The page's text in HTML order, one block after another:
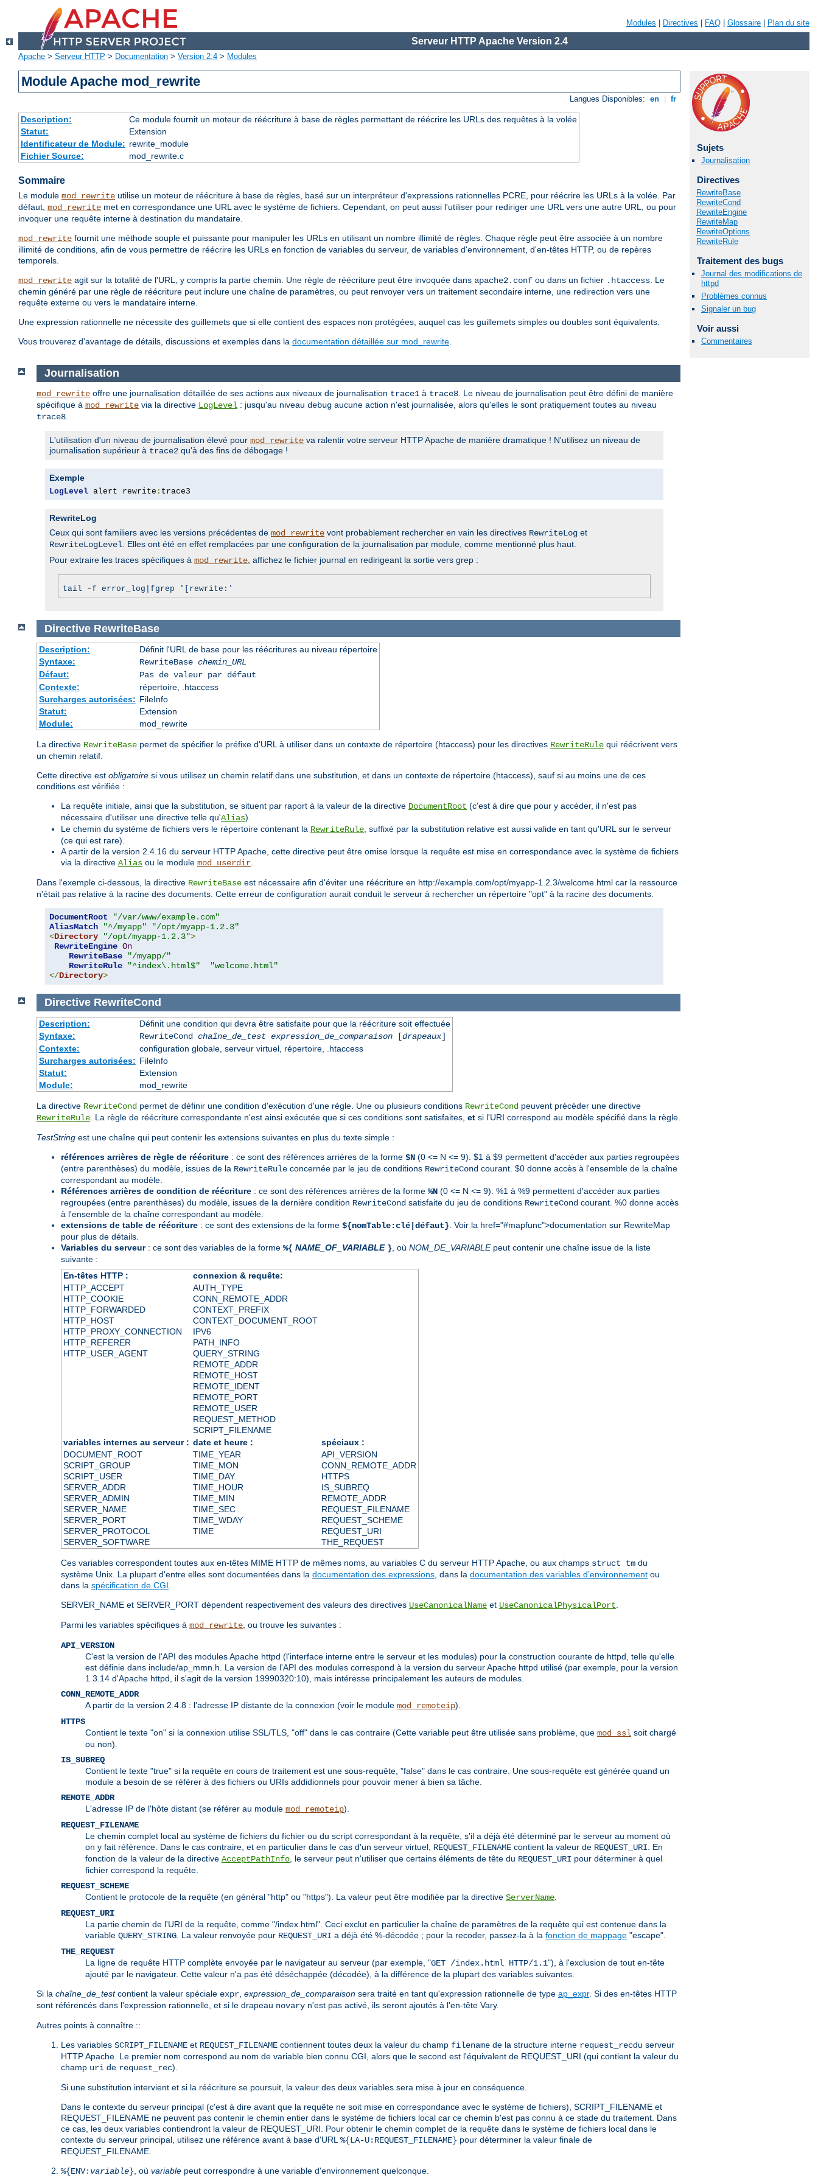
Modules Directives FAQ Glossaire Plan du site
Serveur HTTP Apache Version 2.4
Apache > Serveur HTTP > Documentation > Version 2.4 > Modules
Module Apache mod_rewrite
Langues Disponibles: en fr
Description:
Ce module fournit un moteur de réécriture à base de règles permettant de réécrire les URLs des requêtes à la volée
Statut:
Extension
Identificateur de Module: rewrite_module
Fichier Source:
mod_rewrite.c
Sommaire
Le module mod_rewrite utilise un moteur de réécriture à base de règles, basé sur un interpréteur d'expressions rationnelles PCRE, pour réécrire les URLs à la volée. Par
défaut, mod_rewrite met en correspondance une URL avec le système de fichiers. Cependant, on peut aussi l'utiliser pour rediriger une URL vers une autre URL, ou pour
invoquer une requête interne à destination du mandataire.
mod_rewrite fournit une méthode souple et puissante pour manipuler les URLs en utilisant un nombre illimité de règles. Chaque règle peut être associée à un nombre
illimité de conditions, afin de vous permettre de réécrire les URLs en fonction de variables du serveur, de variables d'environnement, d'en-têtes HTTP, ou de repères
temporels.
mod_rewrite agit sur la totalité de l'URL, y compris la partie chemin. Une règle de réécriture peut être invoquée dans apache2.conf ou dans un fichier .htaccess. Le
chemin généré par une règle de réécriture peut inclure une chaîne de paramètres, ou peut renvoyer vers un traitement secondaire interne, une redirection vers une
requête externe ou vers le mandataire interne.
Une expression rationnelle ne nécessite des guillemets que si elle contient des espaces non protégées, auquel cas les guillemets simples ou doubles sont équivalents.
Vous trouverez d'avantage de détails, discussions et exemples dans la documentation détaillée sur mod_rewrite.
Sujets
Journalisation
Directives
RewriteBase
RewriteCond
RewriteEngine
RewriteMap
RewriteOptions
RewriteRule
Traitement des bugs
Journal des modifications de
httpd
Problèmes connus
Signaler un bug
Voir aussi
Commentaires
Journalisation
mod_rewrite offre une journalisation détaillée de ses actions aux niveaux de journalisation trace1 à trace8 . Le niveau de journalisation peut être défini de manière
spécifique à mod_rewrite via la directive LogLevel : jusqu'au niveau debug aucune action n'est journalisée, alors qu'elles le sont pratiquement toutes au niveau
trace8
L'utilisation d'un niveau de journalisation élevé pour mod_rewrite va ralentir votre serveur HTTP Apache de manière dramatique ! N'utilisez un niveau de
journalisation supérieur à trace2 qu'à des fins de débogage !
Exemple
LogLevel alert rewrite : trace3
RewriteLog
Ceux qui sont familiers avec les versions précédentes de mod_rewrite vont probablement rechercher en vain les directives RewriteLog et
RewriteLogLevel . Elles ont été en effet remplacées par une configuration de la journalisation par module, comme mentionné plus haut.
Pour extraire les traces spécifiques à mod_rewrite , affichez le fichier journal en redirigeant la sortie vers grep :
tail -f error_log|fgrep '[rewrite:'
Directive RewriteBase
Description:
Définit l'URL de base pour les réécritures au niveau répertoire
Syntaxe:
RewriteBase chemin_URL
Défaut:
Pas de valeur par défaut
Contexte:
répertoire, .htaccess
Surcharges autorisées: FileInfo
Statut:
Extension
Module:
mod_rewrite
La directive RewriteBase permet de spécifier le préfixe d'URL à utiliser dans un contexte de répertoire (htaccess) pour les directives RewriteRule qui réécrivent vers
un chemin relatif.
Cette directive est obligatoire si vous utilisez un chemin relatif dans une substitution, et dans un contexte de répertoire (htaccess), sauf si au moins une de ces
conditions est vérifiée :
La requête initiale, ainsi que la substitution, se situent par raport à la valeur de la directive DocumentRoot (c'est à dire que pour y accéder, il n'est pas
nécessaire d'utiliser une directive telle qu'Alias).
Le chemin du système de fichiers vers le répertoire contenant la RewriteRule, suffixé par la substitution relative est aussi valide en tant qu'URL sur le serveur
(ce qui est rare).
A partir de la version 2.4.16 du serveur HTTP Apache, cette directive peut être omise lorsque la requête est mise en correspondance avec le système de fichiers
via la directive Alias ou le module mod_userdir.
Dans l'exemple ci-dessous, la directive RewriteBase est nécessaire afin d'éviter une réécriture en http://example.com/opt/myapp-1.2.3/welcome.html car la ressource
n'était pas relative à la racine des documents. Cette erreur de configuration aurait conduit le serveur à rechercher un répertoire "opt" à la racine des documents.
DocumentRoot
"/var/www/example.com"
AliasMatch
"^/myapp"
"/opt/myapp-1.2.3"
<Directory "/opt/myapp-1.2.3">
RewriteEngine On
RewriteBase
"/myapp/"
RewriteRule
"^index\.html$"
"welcome.html"
</Directory>
Directive RewriteCond
Description:
Définit une condition qui devra être satisfaite pour que la réécriture soit effectuée
Syntaxe:
RewriteCond chaîne_de_test expression_de_comparaison[drapeaux]
Contexte:
configuration globale, serveur virtuel, répertoire, .htaccess
Surcharges autorisées: FileInfo
Statut:
Extension
Module:
mod_rewrite
La directive RewriteCond permet de définir une condition d'exécution d'une règle. Une ou plusieurs conditions RewriteCond peuvent précéder une directive
RewriteRule . La règle de réécriture correspondante n'est ainsi exécutée que si ces conditions sont satisfaites, et si l'URI correspond au modèle spécifié dans la règle.
TestString est une chaîne qui peut contenir les extensions suivantes en plus du texte simple :
références arrières de règle de réécriture : ce sont des références arrières de la forme $N (0 <= N <= 9). $1 à $9 permettent d'accéder aux parties regroupées
(entre parenthèses) du modèle, issues de la RewriteRule concernée par le jeu de conditions RewriteCond courant. $0 donne accès à l'ensemble de la chaîne
correspondant au modèle.
Références arrières de condition de réécriture : ce sont des références arrières de la forme %N (0 <= N <= 9). %1 à %9 permettent d'accéder aux parties
regroupées (entre parenthèses) du modèle, issues de la dernière condition RewriteCond satisfaite du jeu de conditions RewriteCond courant. %0 donne accès
à l'ensemble de la chaîne correspondant au modèle.
extensions de table de réécriture : ce sont des extensions de la forme ${nomTable:clé|défaut} . Voir la href="#mapfunc">documentation sur RewriteMap
pour plus de détails.
Variables du serveur: ce sont des variables de la forme %{ NAME_OF_VARIABLE } , où NOM_DE_VARIABLEpeut contenir une chaîne issue de la liste
suivante :
En-têtes HTTP :
connexion & requête:
HTTP_ACCEPT
HTTP_COOKIE
HTTP_FORWARDED
HTTP_HOST
HTTP_PROXY_CONNECTION
HTTP_REFERER
HTTP_USER_AGENT
AUTH_TYPE
CONN_REMOTE_ADDR
CONTEXT_PREFIX
CONTEXT_DOCUMENT_ROOT
IPV6
PATH_INFO
QUERY_STRING
REMOTE_ADDR
REMOTE_HOST
REMOTE_IDENT
REMOTE_PORT
REMOTE_USER
REQUEST_METHOD
SCRIPT_FILENAME
variables internes au serveur : date et heure :
spéciaux :
DOCUMENT_ROOT
SCRIPT_GROUP
SCRIPT_USER
SERVER_ADDR
SERVER_ADMIN
SERVER_NAME
SERVER_PORT
SERVER_PROTOCOL
SERVER_SOFTWARE
TIME_YEAR
TIME_MON
TIME_DAY
TIME_HOUR
TIME_MIN
TIME_SEC
TIME_WDAY
TIME
API_VERSION
CONN_REMOTE_ADDR
HTTPS
IS_SUBREQ
REMOTE_ADDR
REQUEST_FILENAME
REQUEST_SCHEME
REQUEST_URI
THE_REQUEST
Ces variables correspondent toutes aux en-têtes MIME HTTP de mêmes noms, au variables C du serveur HTTP Apache, ou aux champs struct tm du
système Unix. La plupart d'entre elles sont documentées dans la documentation des expressions , dans la documentation des variables d’environnement ou
dans la spécification de CGI
SERVER_NAME et SERVER_PORT dépendent respectivement des valeurs des directives UseCanonicalName et UseCanonicalPhysicalPort
Parmi les variables spécifiques à mod_rewrite , ou trouve les suivantes :
API_VERSION
C'est la version de l'API des modules Apache httpd (l'interface interne entre le serveur et les modules) pour la construction courante de httpd, telle qu'elle
est définie dans include/ap_mmn.h. La version de l'API des modules correspond à la version du serveur Apache httpd utilisé (par exemple, pour la version
1.3.14 d'Apache httpd, il s'agit de la version 19990320:10), mais intéresse principalement les auteurs de modules.
CONN_REMOTE_ADDR
A partir de la version 2.4.8 : l'adresse IP distante de la connexion (voir le module mod_remoteip).
HTTPS
Contient le texte "on" si la connexion utilise SSL/TLS, "off" dans le cas contraire (Cette variable peut être utilisée sans problème, que mod_ssl soit chargé
ou non).
IS_SUBREQ
Contient le texte "true" si la requête en cours de traitement est une sous-requête, "false" dans le cas contraire. Une sous-requête est générée quand un
module a besoin de se référer à des fichiers ou URIs addidionnels pour pouvoir mener à bien sa tâche.
REMOTE_ADDR
L'adresse IP de l'hôte distant (se référer au module mod_remoteip).
REQUEST_FILENAME
Le chemin complet local au système de fichiers du fichier ou du script correspondant à la requête, s'il a déjà été déterminé par le serveur au moment où
on y fait référence. Dans le cas contraire, et en particulier dans le cas d'un serveur virtuel, REQUEST_FILENAME contient la valeur de REQUEST_URI . En
fonction de la valeur de la directive AcceptPathInfo , le serveur peut n'utiliser que certains éléments de tête du REQUEST_URI pour déterminer à quel
fichier correspond la requête.
REQUEST_SCHEME
Contient le protocole de la requête (en général "http" ou "https"). La valeur peut être modifiée par la directive ServerName
REQUEST_URI
La partie chemin de l'URI de la requête, comme "/index.html". Ceci exclut en particulier la chaîne de paramètres de la requête qui est contenue dans la
variable QUERY_STRING . La valeur renvoyée pour REQUEST_URI a déjà été %-décodée ; pour la recoder, passez-la à la fonction de mappage "escape".
THE_REQUEST
La ligne de requête HTTP complète envoyée par le navigateur au serveur (par exemple, "GET /index.html HTTP/1.1"), à l'exclusion de tout en-tête
ajouté par le navigateur. Cette valeur n'a pas été déséchappée (décodée), à la différence de la plupart des variables suivantes.
Si la chaîne_de_testcontient la valeur spéciale expr expression_de_comparaison sera traité en tant qu'expression rationnelle de type ap_expr. Si des en-têtes HTTP
sont référencés dans l'expression rationnelle, et si le drapeau novary n'est pas activé, ils seront ajoutés à l'en-tête Vary.
Autres points à connaître ::
Les variables SCRIPT_FILENAME et REQUEST_FILENAME contiennent toutes deux la valeur du champ filename de la structure interne request_recdu serveur
HTTP Apache. Le premier nom correspond au nom de variable bien connu CGI, alors que le second est l'équivalent de REQUEST_URI (qui contient la valeur du
champ uri de request_rec).
Si une substitution intervient et si la réécriture se poursuit, la valeur des deux variables sera mise à jour en conséquence.
Dans le contexte du serveur principal (c'est à dire avant que la requête ne soit mise en correspondance avec le système de fichiers), SCRIPT_FILENAME et
REQUEST_FILENAME ne peuvent pas contenir le chemin entier dans le système de fichiers local car ce chemin b'est pas connu à ce stade du traitement. Dans
ce cas, les deux variables contiendront la valeur de REQUEST_URI. Pour obtenir le chemin complet de la requête dans le système de fichiers local dans le
contexte du serveur principal, utilisez une référence avant à base d'URL %{LA-U:REQUEST_FILENAME} pour déterminer la valeur finale de
REQUEST_FILENAME.
%{ENV: variable} , où variable peut correspondre à une variable d'environnement quelconque.